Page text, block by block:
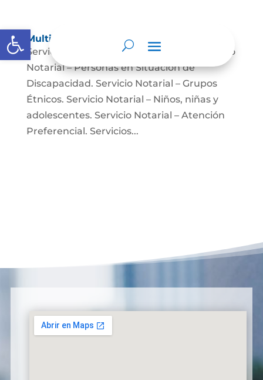
Abrir barra de herramientas
Multimedia
Servicio Notarial – Fuerzas Militares. Servicio
Notarial – Personas en Situación de
Discapacidad. Servicio Notarial – Grupos
Étnicos. Servicio Notarial – Niños, niñas y
adolescentes. Servicio Notarial – Atención
Preferencial. Servicios...